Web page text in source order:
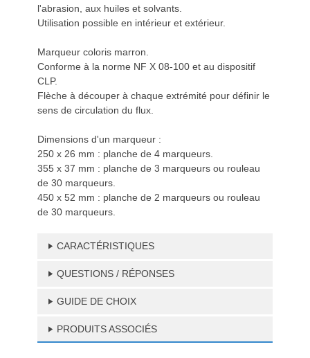
l'abrasion, aux huiles et solvants.
Utilisation possible en intérieur et extérieur.
Marqueur coloris marron.
Conforme à la norme NF X 08-100 et au dispositif
CLP.
Flèche à découper à chaque extrémité pour définir le
sens de circulation du flux.
Dimensions d'un marqueur :
250 x 26 mm : planche de 4 marqueurs.
355 x 37 mm : planche de 3 marqueurs ou rouleau
de 30 marqueurs.
450 x 52 mm : planche de 2 marqueurs ou rouleau
de 30 marqueurs.
CARACTÉRISTIQUES
QUESTIONS / RÉPONSES
GUIDE DE CHOIX
PRODUITS ASSOCIÉS